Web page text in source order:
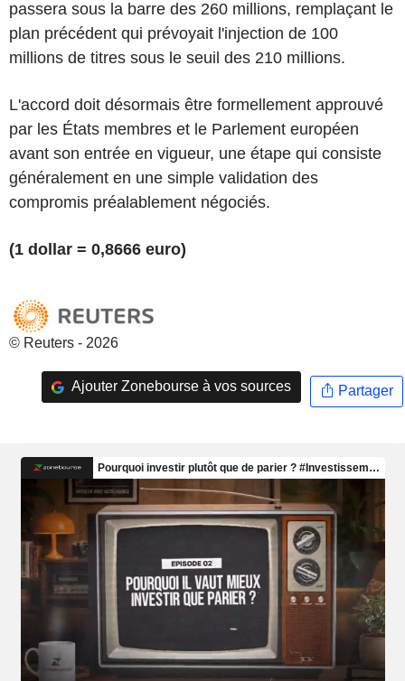
passera sous la barre des 260 millions, remplaçant le
plan précédent qui prévoyait l'injection de 100
millions de titres sous le seuil des 210 millions.
L'accord doit désormais être formellement approuvé
par les États membres et le Parlement européen
avant son entrée en vigueur, une étape qui consiste
généralement en une simple validation des
compromis préalablement négociés.
(1 dollar = 0,8666 euro)
© Reuters - 2026
Ajouter Zonebourse à vos sources Partager